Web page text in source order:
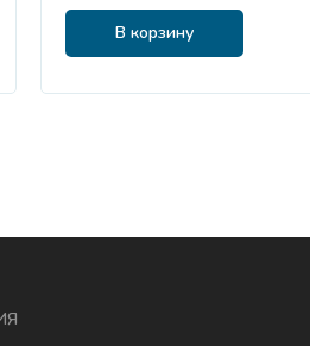
В корзину